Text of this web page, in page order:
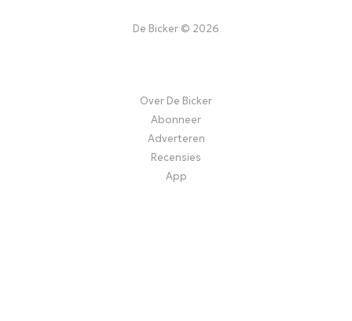
De Bicker © 2026
Over De Bicker
Abonneer
Adverteren
Recensies
App